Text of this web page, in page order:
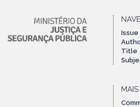
Issue
Title
MAIS